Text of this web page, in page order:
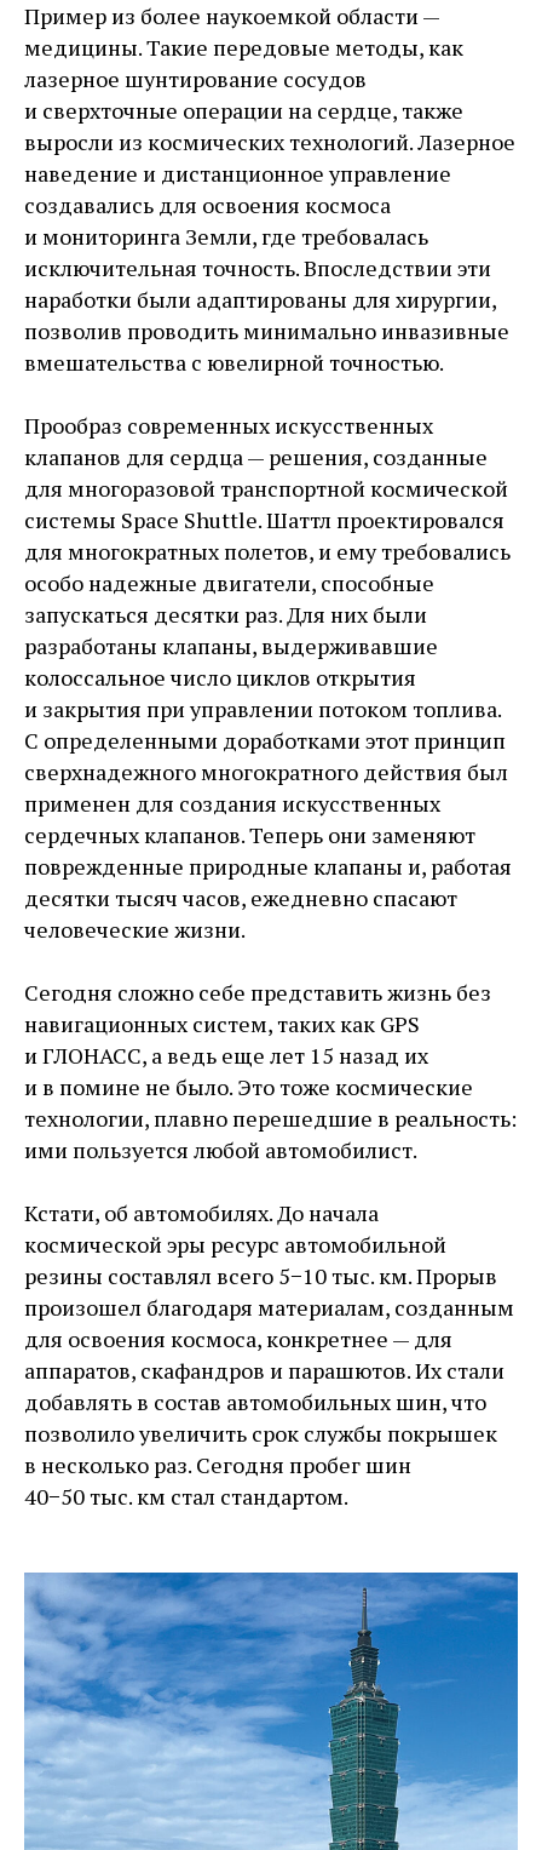
Пример из более наукоемкой области — ​
медицины. Такие передовые методы, как
лазерное шунтирование сосудов
и сверхточные операции на сердце, также
выросли из космических технологий. Лазерное
наведение и дистанционное управление
создавались для освоения космоса
и мониторинга Земли, где требовалась
исключительная точность. Впоследствии эти
наработки были адаптированы для хирургии,
позволив проводить минимально инвазивные
вмешательства с ювелирной точностью.
Прообраз современных искусственных
клапанов для сердца — ​решения, созданные
для многоразовой транспортной космической
системы Space Shuttle. Шаттл проектировался
для многократных полетов, и ему требовались
особо надежные двигатели, способные
запускаться десятки раз. Для них были
разработаны клапаны, выдерживавшие
колоссальное число циклов открытия
и закрытия при управлении потоком топлива.
С определенными доработками этот принцип
сверхнадежного многократного действия был
применен для создания искусственных
сердечных клапанов. Теперь они заменяют
поврежденные природные клапаны и, работая
десятки тысяч часов, ежедневно спасают
человеческие жизни.
Сегодня сложно себе представить жизнь без
навигационных систем, таких как GPS
и ГЛОНАСС, а ведь еще лет 15 назад их
и в помине не было. Это тоже космические
технологии, плавно перешедшие в реальность:
ими пользуется любой ­автомобилист.
Кстати, об автомобилях. До начала
космической эры ресурс автомобильной
резины составлял всего 5−10 тыс. км. Прорыв
произошел благодаря материалам, созданным
для освоения космоса, конкретнее — ​для
аппаратов, скафандров и парашютов. Их стали
добавлять в состав автомобильных шин, что
позволило увеличить срок службы покрышек
в несколько раз. Сегодня пробег шин
40−50 тыс. км стал ­стандартом.